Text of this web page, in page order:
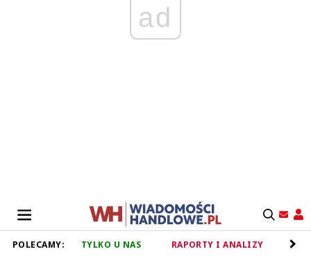
ad
POLECAMY: TYLKO U NAS RAPORTY I ANALIZY